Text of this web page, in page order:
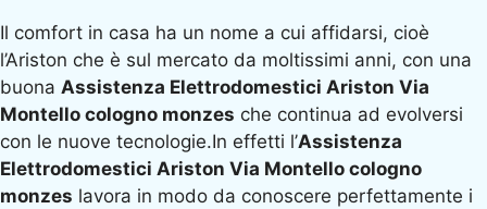
Il comfort in casa ha un nome a cui affidarsi, cioè
l’Ariston che è sul mercato da moltissimi anni, con una
buona Assistenza Elettrodomestici Ariston Via
Montello cologno monzes che continua ad evolversi
con le nuove tecnologie.In effetti l’Assistenza
Elettrodomestici Ariston Via Montello cologno
monzes lavora in modo da conoscere perfettamente i